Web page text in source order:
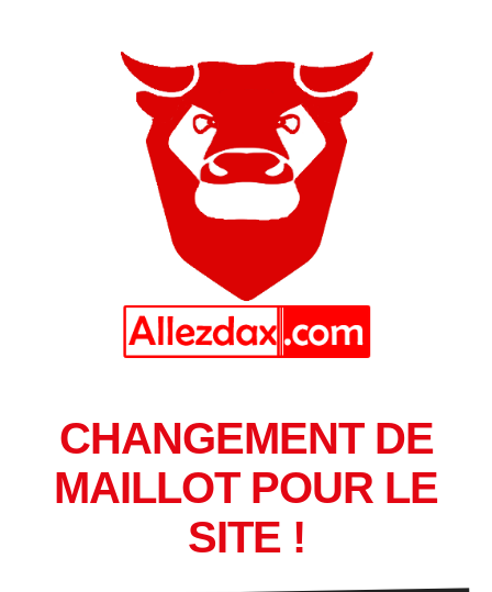
CHANGEMENT DE
MAILLOT POUR LE
SITE !